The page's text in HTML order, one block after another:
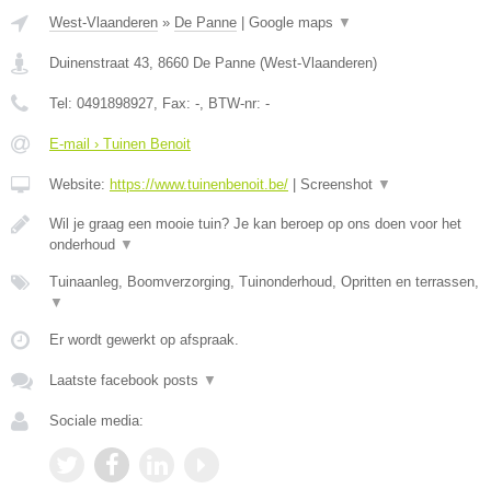
West-Vlaanderen » De Panne Google maps ▼
Duinenstraat 43, 8660 De Panne (West-Vlaanderen)
Tel: 0491898927, Fax: -, BTW-nr: -
E-mail › Tuinen Benoit
Website: https://www.tuinenbenoit.be/ Screenshot ▼
Wil je graag een mooie tuin? Je kan beroep op ons doen voor het
onderhoud ▼
Tuinaanleg, Boomverzorging, Tuinonderhoud, Opritten en terrassen,
▼
Er wordt gewerkt op afspraak.
Laatste facebook posts ▼
Sociale media: